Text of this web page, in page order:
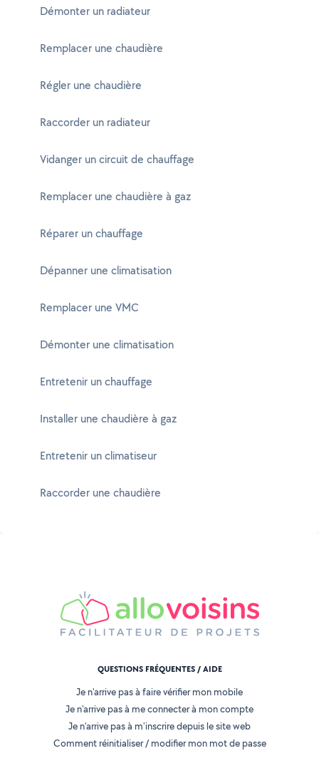
Démonter un radiateur
Remplacer une chaudière
Régler une chaudière
Raccorder un radiateur
Vidanger un circuit de chauffage
Remplacer une chaudière à gaz
Réparer un chauffage
Dépanner une climatisation
Remplacer une VMC
Démonter une climatisation
Entretenir un chauffage
Installer une chaudière à gaz
Entretenir un climatiseur
Raccorder une chaudière
QUESTIONS FRÉQUENTES / AIDE
Je n'arrive pas à faire vérifier mon mobile
Je n'arrive pas à me connecter à mon compte
Je n'arrive pas à m'inscrire depuis le site web
Comment réinitialiser / modifier mon mot de passe